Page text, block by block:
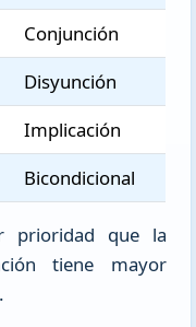
Conjunción
Disyunción
Implicación
Bicondicional
prioridad que la
tiene mayor